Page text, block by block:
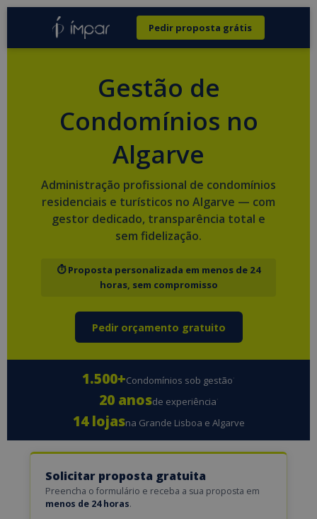
Pedir proposta grátis
Gestão de
Condomínios no
Algarve
Administração profissional de condomínios
residenciais e turísticos no Algarve — com
gestor dedicado, transparência total e
sem fidelização.
⏱ Proposta personalizada em menos de 24
horas, sem compromisso
Pedir orçamento gratuito
1.500+Condomínios sob gestão·
20 anosde experiência·
14 lojasna Grande Lisboa e Algarve
Solicitar proposta gratuita
Preencha o formulário e receba a sua proposta em
menos de 24 horas.